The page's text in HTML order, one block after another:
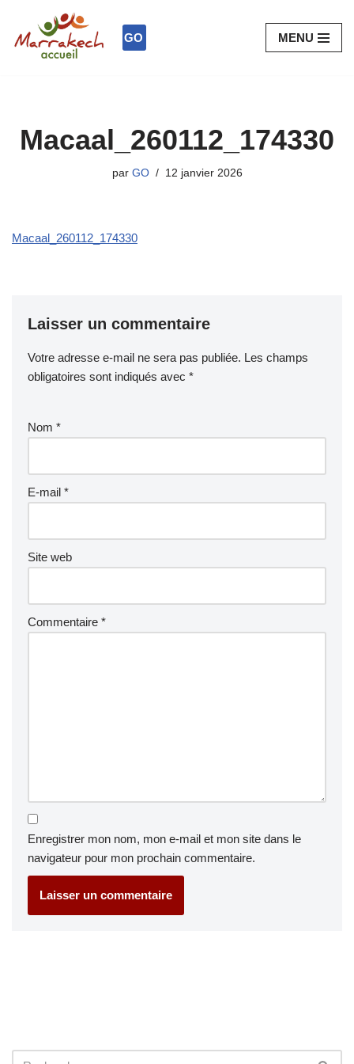
Aller
GO MENU
Macaal_260112_174330
par GO 12 janvier 2026
Macaal_260112_174330
Laisser un commentaire
Votre adresse e-mail ne sera pas publiée. Les champs
obligatoires sont indiqués avec *
Nom *
E-mail *
Site web
Commentaire *
Enregistrer mon nom, mon e-mail et mon site dans le
navigateur pour mon prochain commentaire.